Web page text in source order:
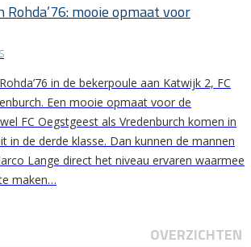
mooie opmaat voor
in de bekerpoule aan Katwijk 2, FC
Een mooie opmaat voor de
FC Oegstgeest als Vredenburch komen in
in de derde klasse. Dan kunnen de mannen
Lange direct het niveau ervaren waarmee
maken…
OVERZICHTEN